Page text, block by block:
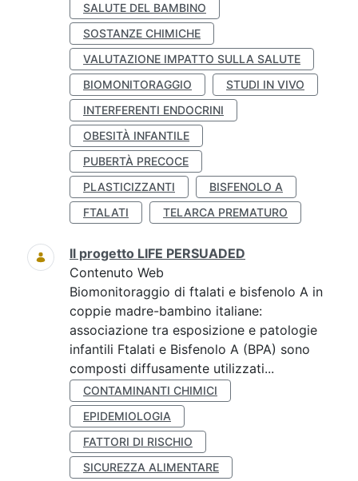
SALUTE DEL BAMBINO
SOSTANZE CHIMICHE
VALUTAZIONE IMPATTO SULLA SALUTE
BIOMONITORAGGIO
STUDI IN VIVO
INTERFERENTI ENDOCRINI
OBESITÀ INFANTILE
PUBERTÀ PRECOCE
PLASTICIZZANTI
BISFENOLO A
FTALATI
TELARCA PREMATURO
Il progetto LIFE PERSUADED
Contenuto Web
Biomonitoraggio di ftalati e bisfenolo A in
coppie madre-bambino italiane:
associazione tra esposizione e patologie
infantili Ftalati e Bisfenolo A (BPA) sono
composti diffusamente utilizzati...
CONTAMINANTI CHIMICI
EPIDEMIOLOGIA
FATTORI DI RISCHIO
SICUREZZA ALIMENTARE